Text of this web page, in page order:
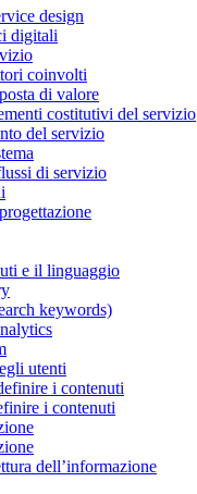
design
digitali
coinvolti
di valore
costitutivi del servizio
del servizio
di servizio
e il linguaggio
keywords)
utenti
i contenuti
i contenuti
dell’informazione